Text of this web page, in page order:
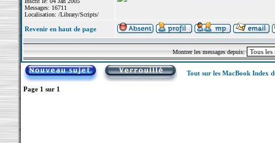
Messages: 16711
Localisation: /Library/Scripts/
Revenir en haut de page
Montrer les messages depuis:
Tout sur les MacBook Index
Page 1 sur 1